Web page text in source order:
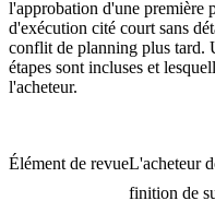
l'approbation d'une première
d'exécution cité court sans
conflit de planning plus tard.
étapes sont incluses et
l'acheteur.
Élément de revueL'acheteur
finition de